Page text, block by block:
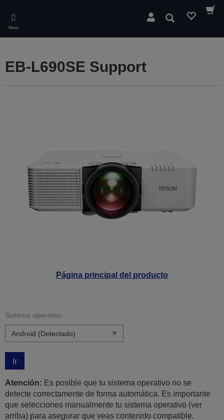
main
content
Menú
Buscar
Página principal del producto
EB-L690SE Support
Sistema operativo:
Ir
Atención: Es posible que tu sistema operativo no se
detecte correctamente de forma automática. Es importante
que selecciones manualmente tu sistema operativo (ver
arriba) para asegurar que veas contenido compatible.